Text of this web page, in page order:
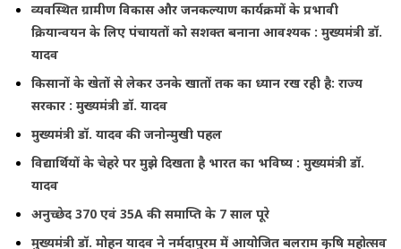
व्यवस्थित ग्रामीण विकास और जनकल्याण कार्यक्रमों के प्रभावी
क्रियान्वयन के लिए पंचायतों को सशक्त बनाना आवश्यक : मुख्यमंत्री डॉ.
यादव
किसानों के खेतों से लेकर उनके खातों तक का ध्यान रख रही है: राज्य
सरकार : मुख्यमंत्री डॉ. यादव
मुख्यमंत्री डॉ. यादव की जनोन्मुखी पहल
विद्यार्थियों के चेहरे पर मुझे दिखता है भारत का भविष्य : मुख्यमंत्री डॉ.
यादव
अनुच्छेद 370 एवं 35A की समाप्ति के 7 साल पूरे
मुख्यमंत्री डॉ. मोहन यादव ने नर्मदापुरम में आयोजित बलराम कृषि महोत्सव